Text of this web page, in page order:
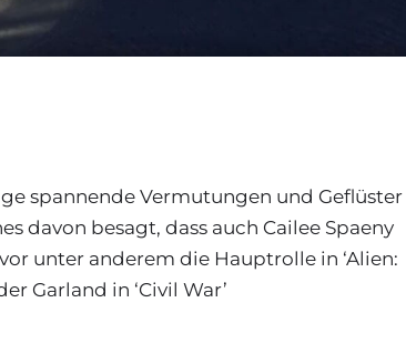
spannende Vermutungen und Geflüster
davon besagt, dass auch Cailee Spaeny
unter anderem die Hauptrolle in ‘Alien:
Garland in ‘Civil War’